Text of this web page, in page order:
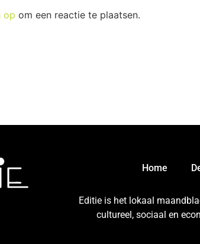
op om een reactie te plaatsen.
Home
Editie is het lokaal
cultureel, sociaal en